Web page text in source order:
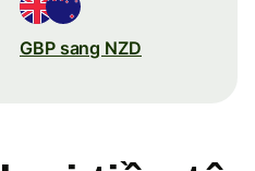
GBP sang NZD